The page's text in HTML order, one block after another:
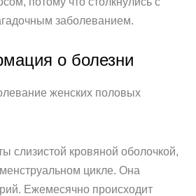
заболеванием.
о болезни
женских половых
слизистой кровяной оболочкой,
менструальном цикле. Она
Ежемесячно происходит